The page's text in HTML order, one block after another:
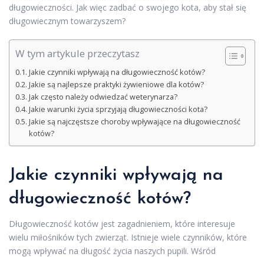
długowieczności. Jak więc zadbać o swojego kota, aby stał się
długowiecznym towarzyszem?
W tym artykule przeczytasz
Jakie czynniki wpływają na długowieczność kotów?
Jakie są najlepsze praktyki żywieniowe dla kotów?
Jak często należy odwiedzać weterynarza?
Jakie warunki życia sprzyjają długowieczności kota?
Jakie są najczęstsze choroby wpływające na długowieczność
kotów?
Jakie czynniki wpływają na
długowieczność kotów?
Długowieczność kotów jest zagadnieniem, które interesuje
wielu miłośników tych zwierząt. Istnieje wiele czynników, które
mogą wpływać na długość życia naszych pupili. Wśród